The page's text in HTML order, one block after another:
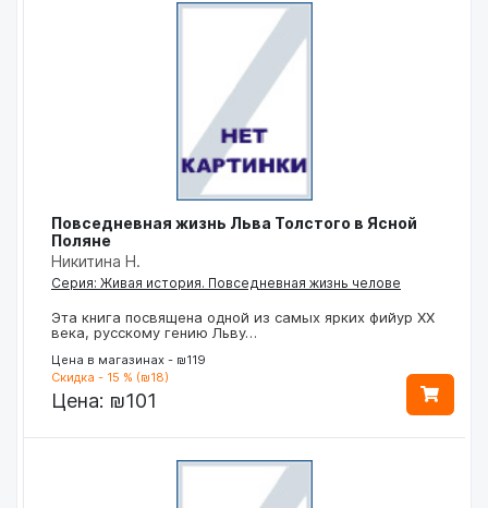
Повседневная жизнь Льва Толстого в Ясной
Поляне
Никитина Н.
Серия: Живая история. Повседневная жизнь челове
Эта книга посвящена одной из самых ярких фийур XX
века, русскому гению Льву…
Цена в магазинах - ₪119
Скидка - 15 % (₪18)
Цена: ₪101